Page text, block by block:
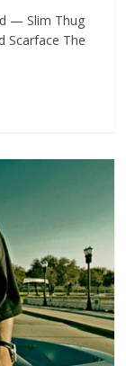
— Slim Thug
Scarface The